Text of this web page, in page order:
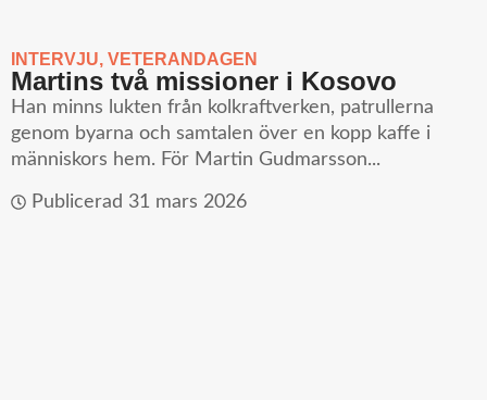
INTERVJU, VETERANDAGEN
Martins två missioner i Kosovo
Han minns lukten från kolkraftverken, patrullerna
genom byarna och samtalen över en kopp kaffe i
människors hem. För Martin Gudmarsson...
Publicerad 31 mars 2026